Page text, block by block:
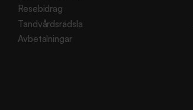
Resebidrag
Tandvårdsrädsla
Avbetalningar